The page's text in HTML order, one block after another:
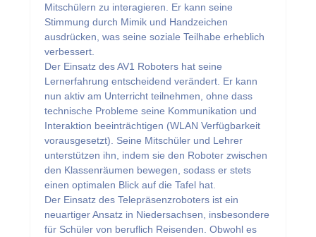
Mitschülern zu interagieren. Er kann seine
Stimmung durch Mimik und Handzeichen
ausdrücken, was seine soziale Teilhabe erheblich
verbessert.
Der Einsatz des AV1 Roboters hat seine
Lernerfahrung entscheidend verändert. Er kann
nun aktiv am Unterricht teilnehmen, ohne dass
technische Probleme seine Kommunikation und
Interaktion beeinträchtigen (WLAN Verfügbarkeit
vorausgesetzt). Seine Mitschüler und Lehrer
unterstützen ihn, indem sie den Roboter zwischen
den Klassenräumen bewegen, sodass er stets
einen optimalen Blick auf die Tafel hat.
Der Einsatz des Telepräsenzroboters ist ein
neuartiger Ansatz in Niedersachsen, insbesondere
für Schüler von beruflich Reisenden. Obwohl es